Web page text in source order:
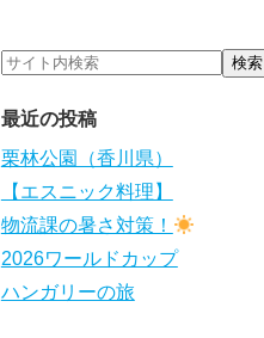
最近の投稿
栗林公園（香川県）
【エスニック料理】
物流課の暑さ対策！
2026ワールドカップ
ハンガリーの旅